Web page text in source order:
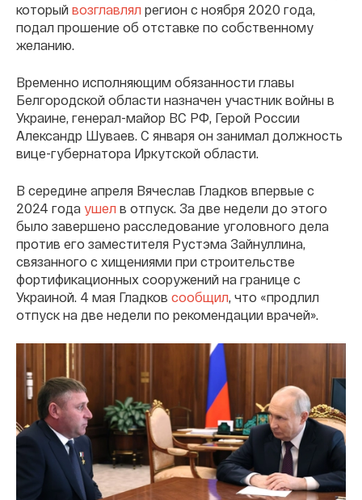
который возглавлял регион с ноября 2020 года,
подал прошение об отставке по собственному
желанию.
Временно исполняющим обязанности главы
Белгородской области назначен участник войны в
Украине, генерал-майор ВС РФ, Герой России
Александр Шуваев. С января он занимал должность
вице-губернатора Иркутской области.
В середине апреля Вячеслав Гладков впервые с
2024 года ушел в отпуск. За две недели до этого
было завершено расследование уголовного дела
против его заместителя Рустэма Зайнуллина,
связанного с хищениями при строительстве
фортификационных сооружений на границе с
Украиной. 4 мая Гладков сообщил, что «продлил
отпуск на две недели по рекомендации врачей».